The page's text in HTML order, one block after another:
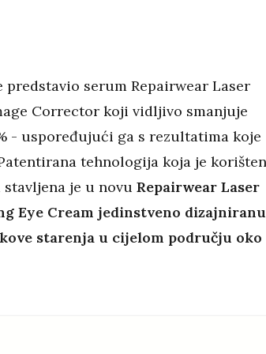
serum Repairwear Laser
Corrector koji vidljivo smanjuje
- uspoređujući ga s rezultatima koje
tehnologija koja je
je u novu Repairwear Laser
Eye Cream jedinstveno dizajniranu
starenja u cijelom području oko